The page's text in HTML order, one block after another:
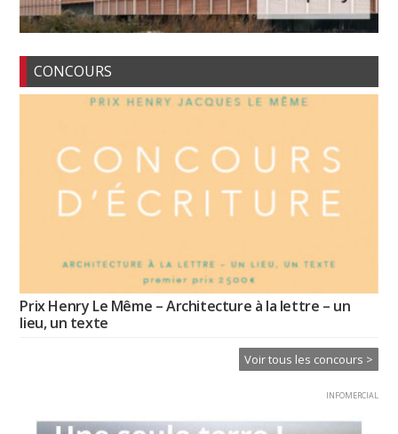
CONCOURS
Prix Henry Le Même – Architecture à la lettre – un
lieu, un texte
Voir tous les concours >
INFOMERCIAL